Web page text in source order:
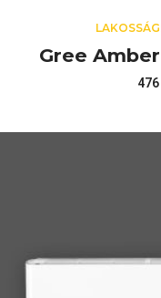
Gree